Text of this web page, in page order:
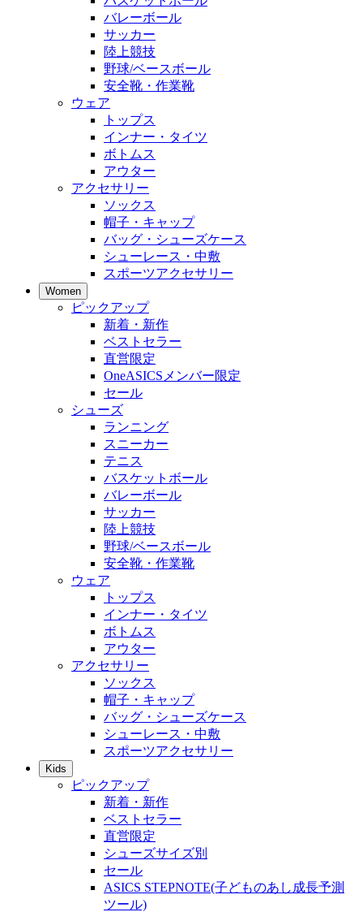
バレーボール
サッカー
陸上競技
野球/ベースボール
安全靴・作業靴
ウェア
トップス
インナー・タイツ
ボトムス
アウター
アクセサリー
ソックス
帽子・キャップ
バッグ・シューズケース
シューレース・中敷
スポーツアクセサリー
Women
ピックアップ
新着・新作
ベストセラー
直営限定
OneASICSメンバー限定
セール
シューズ
ランニング
スニーカー
テニス
バスケットボール
バレーボール
サッカー
陸上競技
野球/ベースボール
安全靴・作業靴
ウェア
トップス
インナー・タイツ
ボトムス
アウター
アクセサリー
ソックス
帽子・キャップ
バッグ・シューズケース
シューレース・中敷
スポーツアクセサリー
Kids
ピックアップ
新着・新作
ベストセラー
直営限定
シューズサイズ別
セール
ASICS STEPNOTE(子どものあし成長予測
ツール)